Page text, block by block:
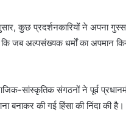
कुछ प्रदर्शनकारियों ने अपना
कि जब अल्पसंख्यक धर्मों का अपमान
सांस्कृतिक संगठनों ने पूर्व
बनाकर की गई हिंसा की निंदा की है।